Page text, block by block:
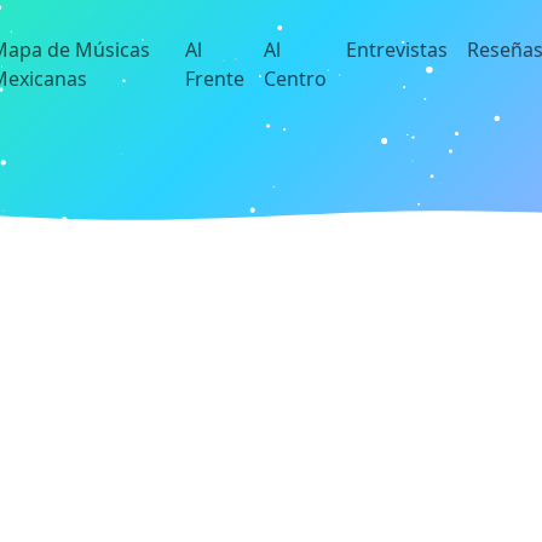
de Músicas
Al
Frente
Al
Centro
Entrevistas Reseñas